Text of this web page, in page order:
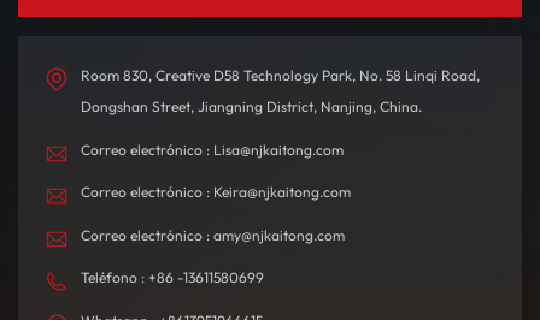
Room 830, Creative D58 Technology Park, No. 58 Linqi Road,
Dongshan Street, Jiangning District, Nanjing, China.
Correo electrónico : Lisa@njkaitong.com
Correo electrónico : Keira@njkaitong.com
Correo electrónico : amy@njkaitong.com
Teléfono : +86 -13611580699